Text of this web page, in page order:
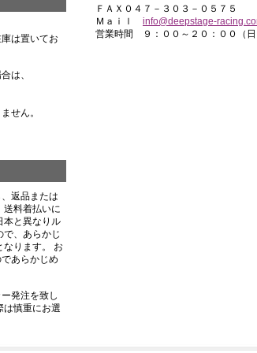
は置いてお
は、
せん。
返品または
送料着払いに
本と異なりル
、あらかじ
なります。 お
あらかじめ
発注を致し
は慎重にお選
ＦＡＸ０４７－３０３－０５７５
Ｍａｉｌ info@deepstage-
営業時間 ９：００～２０：００（日